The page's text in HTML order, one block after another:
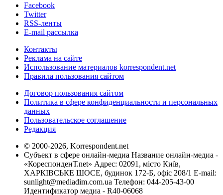
Facebook
Twitter
RSS-ленты
E-mail рассылка
Контакты
Реклама на сайте
Использование материалов korrespondent.net
Правила пользования сайтом
Договор пользования сайтом
Политика в сфере конфиденциальности и персональных
данных
Пользовательское соглашение
Редакция
© 2000-2026, Korrespondent.net
Субъект в сфере онлайн-медиа Название онлайн-медиа -
«КореспонденТ.net» Адрес: 02091, місто Київ,
ХАРКІВСЬКЕ ШОСЕ, будинок 172-Б, офіс 208/1 E-mail:
sunlight@mediadim.com.ua Телефон: 044-205-43-00
Идентификатор медиа - R40-06068